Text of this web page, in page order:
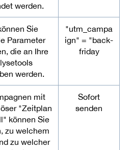
werden.
Sie
Parameter
die an Ihre
werden.
"utm_campa
ign" = "back-
friday
mit
"Zeitplan
können Sie
zu welchem
zu welcher
Sofort
senden